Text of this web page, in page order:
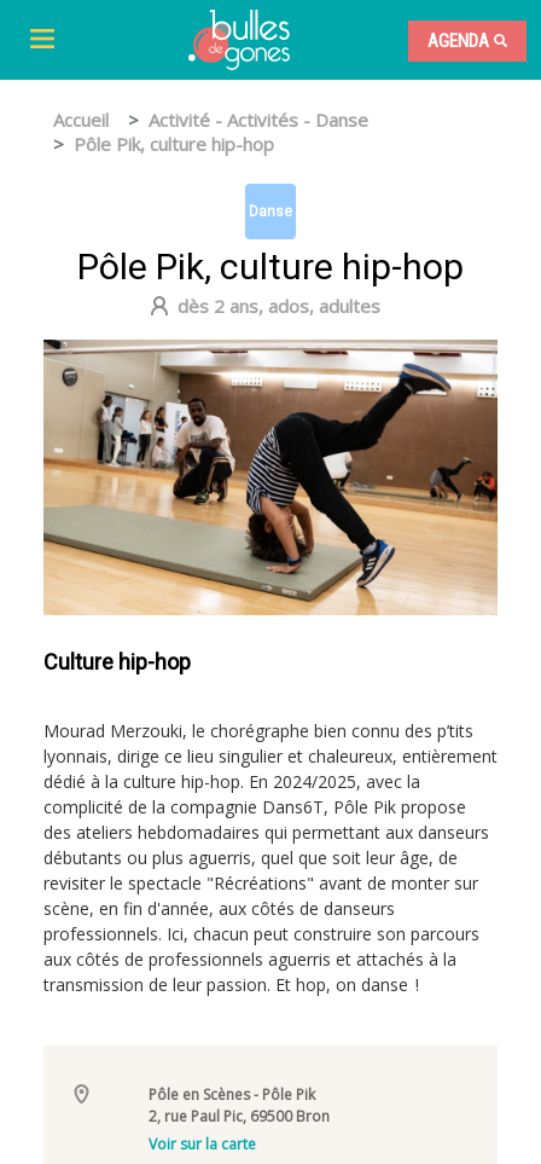
AGENDA
Accueil
Activité - Activités - Danse
Pôle Pik, culture hip-hop
Danse
Pôle Pik, culture hip-hop
dès 2 ans, ados, adultes
Culture hip-hop
Mourad Merzouki, le chorégraphe bien connu des p’tits
lyonnais, dirige ce lieu singulier et chaleureux, entièrement
dédié à la culture hip-hop. En 2024/2025, avec la
complicité de la compagnie Dans6T, Pôle Pik propose
des ateliers hebdomadaires qui permettant aux danseurs
débutants ou plus aguerris, quel que soit leur âge, de
revisiter le spectacle "Récréations" avant de monter sur
scène, en fin d'année, aux côtés de danseurs
professionnels. Ici, chacun peut construire son parcours
aux côtés de professionnels aguerris et attachés à la
transmission de leur passion. Et hop, on danse !
Pôle en Scènes - Pôle Pik
2, rue Paul Pic, 69500 Bron
Voir sur la carte